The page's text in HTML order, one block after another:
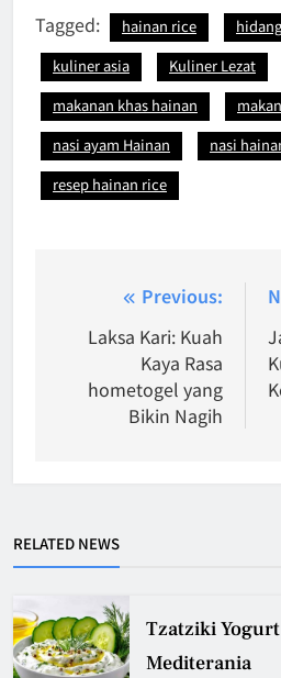
Tagged: hainan rice
kuliner asia
Kuliner Lezat
makanan khas hainan
nasi ayam Hainan
nasi
resep hainan rice
navigation
Previous:
Laksa Kari: Kuah
Kaya Rasa
hometogel yang
Bikin Nagih
RELATED NEWS
Tzatziki
Mediterania